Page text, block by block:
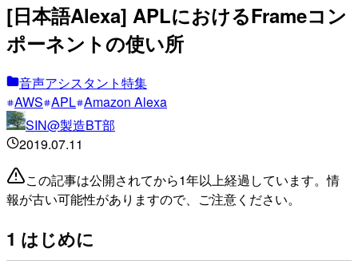
[日本語Alexa] APLにおけるFrameコン
ポーネントの使い所
音声アシスタント特集
AWS APL Amazon Alexa
SIN@製造BT部
2019.07.11
この記事は公開されてから1年以上経過しています。情
報が古い可能性がありますので、ご注意ください。
1 はじめに